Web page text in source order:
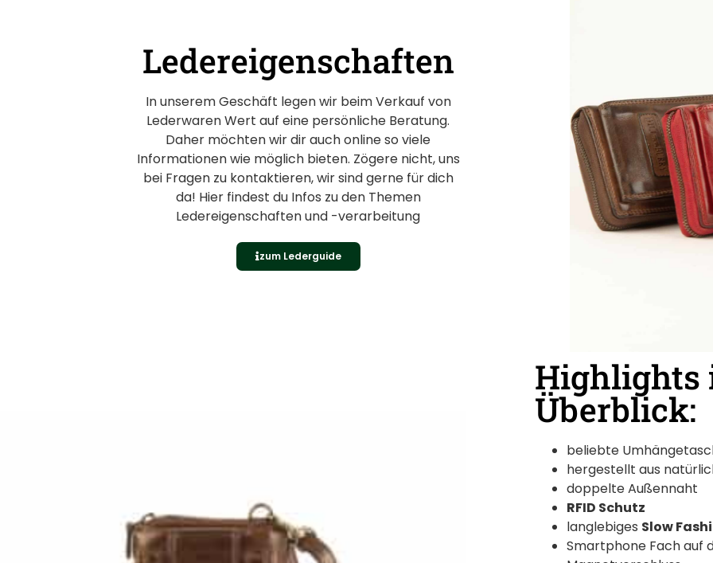
Ledereigenschaften
In unserem Geschäft legen wir beim Verkauf von
Lederwaren Wert auf eine persönliche Beratung.
Daher möchten wir dir auch online so viele
Informationen wie möglich bieten. Zögere nicht, uns
bei Fragen zu kontaktieren, wir sind gerne für dich
da! Hier findest du Infos zu den Themen
Ledereigenschaften und -verarbeitung
zum Lederguide
Highlights
Überblick:
beliebte
hergestellt aus
doppelte Außennaht
RFID Schutz
langlebiges Slow
Smartphone Fach auf